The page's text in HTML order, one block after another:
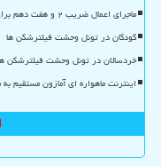
ماجرای اعمال ضریب ۲ و هفت دهم برای اینترنت بین الملل چیست؟
کودکان در تونل وحشت فیلترشکن ها
خردسالان در تونل وحشت فیلترشکن
اینترنت ماهواره ای آمازون مستقیم